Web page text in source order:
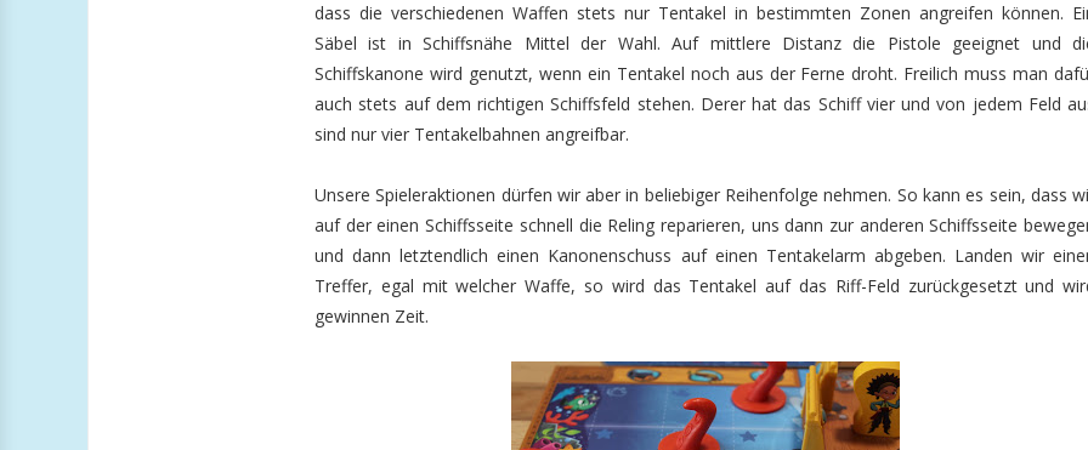
dass die verschiedenen Waffen stets nur Tentakel in bestimmten Zonen angreifen können.
Säbel ist in Schiffsnähe Mittel der Wahl. Auf mittlere Distanz die Pistole geeignet und
Schiffskanone wird genutzt, wenn ein Tentakel noch aus der Ferne droht. Freilich muss man
auch stets auf dem richtigen Schiffsfeld stehen. Derer hat das Schiff vier und von jedem Feld
sind nur vier Tentakelbahnen angreifbar.
Unsere Spieleraktionen dürfen wir aber in beliebiger Reihenfolge nehmen. So kann es sein, dass
auf der einen Schiffsseite schnell die Reling reparieren, uns dann zur anderen Schiffsseite
und dann letztendlich einen Kanonenschuss auf einen Tentakelarm abgeben. Landen wir
Treffer, egal mit welcher Waffe, so wird das Tentakel auf das Riff-Feld zurückgesetzt und
gewinnen Zeit.